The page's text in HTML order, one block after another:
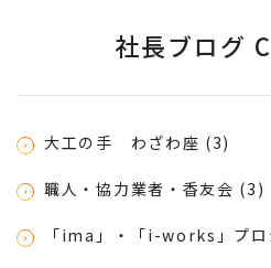
社長ブログ
大工の手 わざわ座 (3)
職人・協力業者・香友会 (3)
「ima」・「i-works」プ